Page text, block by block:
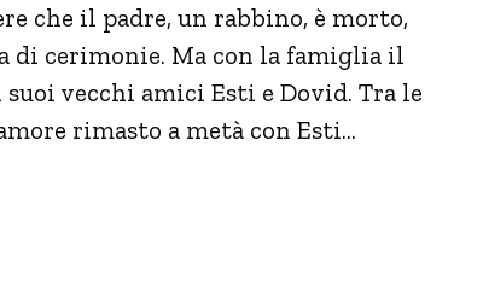
che il padre, un rabbino, è morto,
di cerimonie. Ma con la famiglia il
vecchi amici Esti e Dovid. Tra le
rimasto a metà con Esti…